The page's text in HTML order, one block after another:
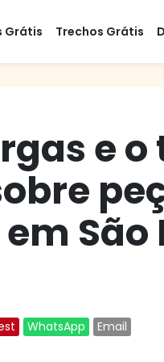
Grátis Trechos Grátis
e
São
WhatsApp Email